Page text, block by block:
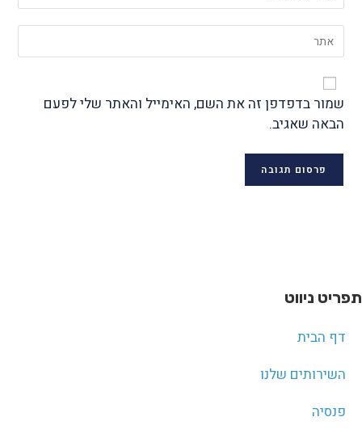
שמור בדפדפן זה את השם, האימייל והאתר שלי לפעם
הבאה שאגיב.
תפריט ניווט
דף הבית
השירותים שלנו
פנסיה